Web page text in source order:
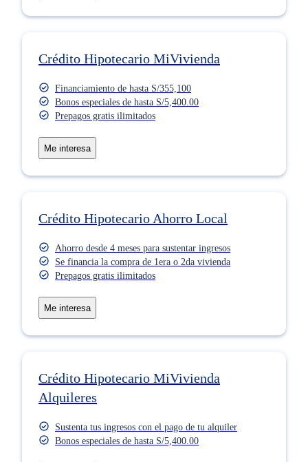
Crédito Hipotecario MiVivienda
Financiamiento de hasta S/355,100
Bonos especiales de hasta S/5,400.00
Prepagos gratis ilimitados
Me interesa
Crédito Hipotecario Ahorro Local
Ahorro desde 4 meses para sustentar ingresos​
Se financia la compra de 1era o 2da vivienda​
Prepagos gratis ilimitados
Me interesa
Crédito Hipotecario MiVivienda
Alquileres
Sustenta tus ingresos con el pago de tu alquiler​
Bonos especiales de hasta S/5,400.00